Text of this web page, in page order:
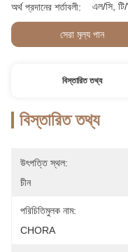
অর্থ প্রদানের শর্তাবলী: এল/সি, টি/
সেরা মূল্য পান
বিস্তারিত তথ্য
বিস্তারিত তথ্য
উৎপত্তি স্থল:
চীন
পরিচিতিমুলক নাম:
CHORA